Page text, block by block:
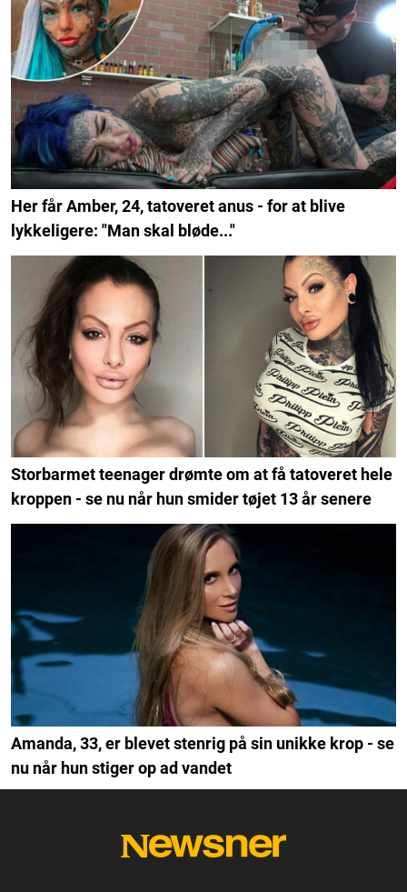
Her får Amber, 24, tatoveret anus - for at blive
lykkeligere: "Man skal bløde..."
Storbarmet teenager drømte om at få tatoveret hele
kroppen - se nu når hun smider tøjet 13 år senere
Amanda, 33, er blevet stenrig på sin unikke krop - se
nu når hun stiger op ad vandet